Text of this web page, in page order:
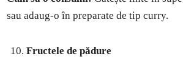
sau adaug-o în preparate de tip curry.
Fructele de pădure